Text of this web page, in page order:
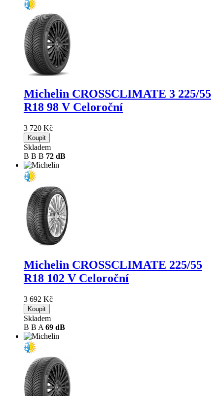
Michelin CROSSCLIMATE 3 225/55
R18 98 V Celoroční
3 720 Kč
Koupit
Skladem
B B B 72 dB
Michelin CROSSCLIMATE 225/55
R18 102 V Celoroční
3 692 Kč
Koupit
Skladem
B B A 69 dB